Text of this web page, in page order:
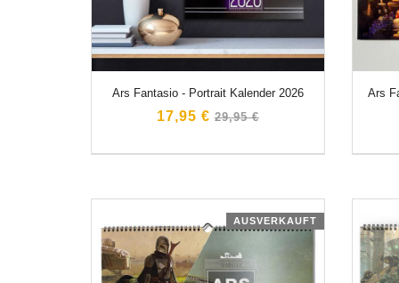
Ars Fantasio - Portrait Kalender 2026
17,95 € Normaler
29,95 €
Ars
AUSVERKAUFT